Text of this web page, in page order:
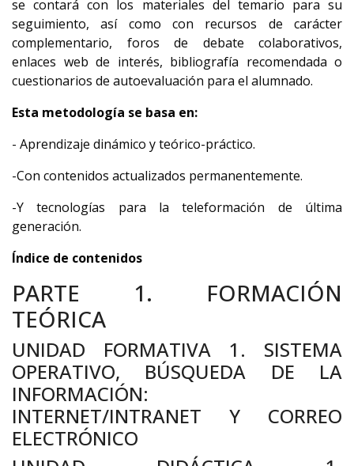
se contará con los materiales del temario para su
seguimiento, así como con recursos de carácter
complementario, foros de debate colaborativos,
enlaces web de interés, bibliografía recomendada o
cuestionarios de autoevaluación para el alumnado.
Esta metodología se basa en:
- Aprendizaje dinámico y teórico-práctico.
-Con contenidos actualizados permanentemente.
-Y tecnologías para la teleformación de última
generación.
Índice de contenidos
PARTE 1. FORMACIÓN
TEÓRICA
UNIDAD FORMATIVA 1. SISTEMA
OPERATIVO, BÚSQUEDA DE LA
INFORMACIÓN:
INTERNET/INTRANET Y CORREO
ELECTRÓNICO